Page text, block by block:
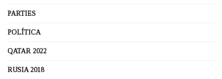
PARTIES
POLÍTICA
QATAR 2022
RUSIA 2018